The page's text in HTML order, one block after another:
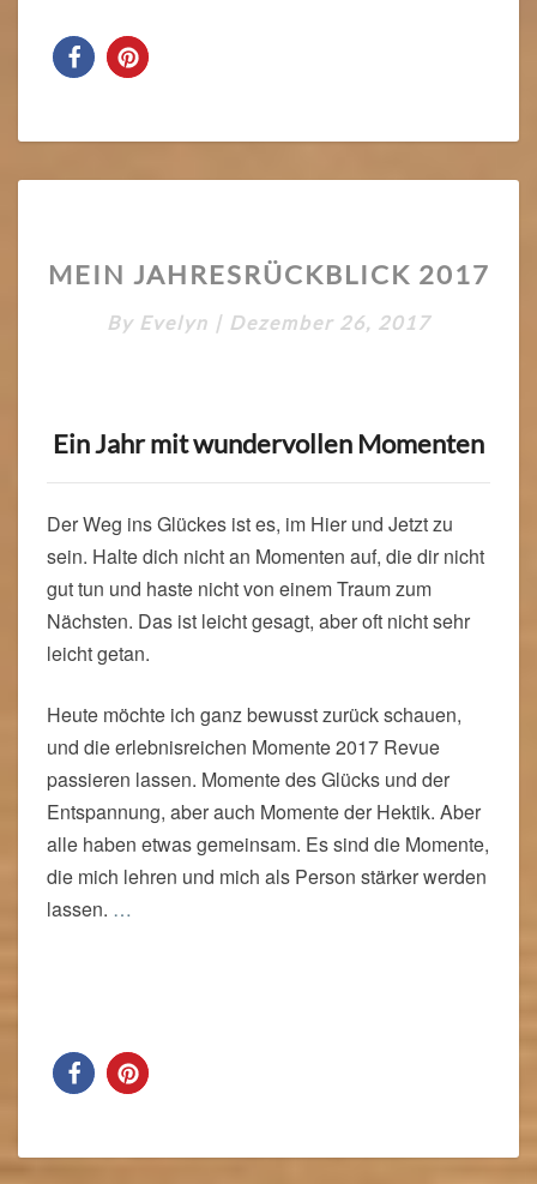
JAHRESRÜCKBLICK
MEIN JAHRESRÜCKBLICK 2017
By Evelyn | Dezember 26, 2017
Ein Jahr mit wundervollen Momenten
Der Weg ins Glückes ist es, im Hier und Jetzt zu
sein. Halte dich nicht an Momenten auf, die dir nicht
gut tun und haste nicht von einem Traum zum
Nächsten. Das ist leicht gesagt, aber oft nicht sehr
leicht getan.
Heute möchte ich ganz bewusst zurück schauen,
und die erlebnisreichen Momente 2017 Revue
passieren lassen. Momente des Glücks und der
Entspannung, aber auch Momente der Hektik. Aber
alle haben etwas gemeinsam. Es sind die Momente,
die mich lehren und mich als Person stärker werden
lassen. …